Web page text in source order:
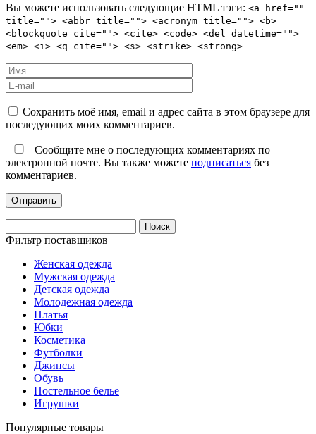
Вы можете использовать следующие HTML тэги: <a href=""
title=""> <abbr title=""> <acronym title=""> <b>
<blockquote cite=""> <cite> <code> <del datetime="">
<em> <i> <q cite=""> <s> <strike> <strong>
Сохранить моё имя, email и адрес сайта в этом браузере для
последующих моих комментариев.
Сообщите мне о последующих комментариях по
электронной почте. Вы также можете подписаться без
комментариев.
Фильтр поставщиков
Женская одежда
Мужская одежда
Детская одежда
Молодежная одежда
Платья
Юбки
Косметика
Футболки
Джинсы
Обувь
Постельное белье
Игрушки
Популярные товары